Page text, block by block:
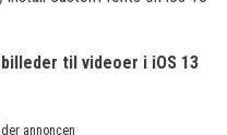
til videoer i iOS 13
annoncen